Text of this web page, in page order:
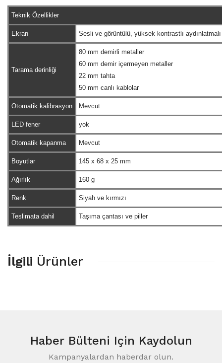
Teknik Özellikler
Ekran Sesli ve görüntülü, yüksek kontrastlı aydınlatmalı
Tarama derinliği
80 mm demirli metaller
60 mm demir içermeyen metaller
22 mm tahta
50 mm canlı kablolar
Otomatik kalibrasyon Mevcut
LED fener yok
Otomatik kapanma Mevcut
Boyutlar 145 x 68 x 25 mm
Ağırlık 160 g
Renk Siyah ve kırmızı
Teslimata dahil Taşıma çantası ve piller
İlgili Ürünler
Haber Bülteni Için Kaydolun
Kampanyalardan haberdar olun.